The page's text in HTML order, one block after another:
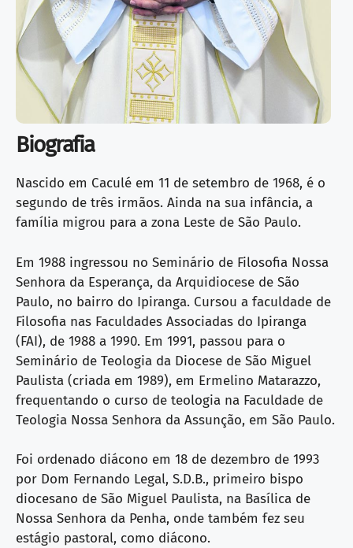
Biografia
Nascido em Caculé em 11 de setembro de 1968, é o
segundo de três irmãos. Ainda na sua infância, a
família migrou para a zona Leste de São Paulo.
Em 1988 ingressou no Seminário de Filosofia Nossa
Senhora da Esperança, da Arquidiocese de São
Paulo, no bairro do Ipiranga. Cursou a faculdade de
Filosofia nas Faculdades Associadas do Ipiranga
(FAI), de 1988 a 1990. Em 1991, passou para o
Seminário de Teologia da Diocese de São Miguel
Paulista (criada em 1989), em Ermelino Matarazzo,
frequentando o curso de teologia na Faculdade de
Teologia Nossa Senhora da Assunção, em São Paulo.
Foi ordenado diácono em 18 de dezembro de 1993
por Dom Fernando Legal, S.D.B., primeiro bispo
diocesano de São Miguel Paulista, na Basílica de
Nossa Senhora da Penha, onde também fez seu
estágio pastoral, como diácono.